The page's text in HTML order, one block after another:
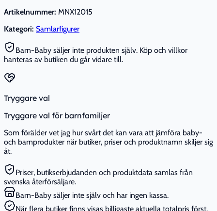
Artikelnummer: MNX12015
Kategori: Samlarfigurer
Barn-Baby säljer inte produkten själv. Köp och villkor
hanteras av butiken du går vidare till.
Tryggare val
Tryggare val för barnfamiljer
Som förälder vet jag hur svårt det kan vara att jämföra baby-
och barnprodukter när butiker, priser och produktnamn skiljer sig
åt.
Priser, butikserbjudanden och produktdata samlas från
svenska återförsäljare.
Barn-Baby säljer inte själv och har ingen kassa.
När flera butiker finns visas billigaste aktuella totalpris först.